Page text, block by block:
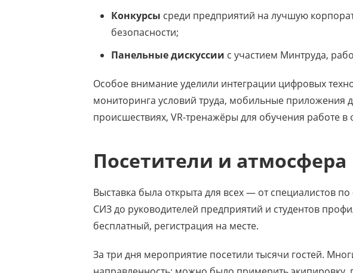
Конкурсы среди предприятий на лучшую
безопасности;
Панельные дискуссии с участием Минтруда,
Особое внимание уделили интеграции цифровых
мониторинга условий труда, мобильные приложения
происшествиях, VR-тренажёры для обучения работе в
Посетители и атмосфера
Выставка была открыта для всех — от специалистов
СИЗ до руководителей предприятий и студентов
бесплатный, регистрация на месте.
За три дня мероприятие посетили тысячи гостей.